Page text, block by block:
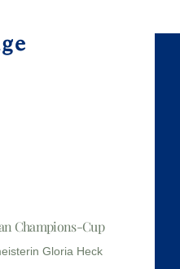
Champions-Cup
Gloria Heck